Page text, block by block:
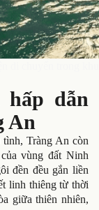
hấp dẫn
An
Tràng An còn
vùng đất Ninh
đền đều gắn liền
linh thiêng từ thời
giữa thiên nhiên,